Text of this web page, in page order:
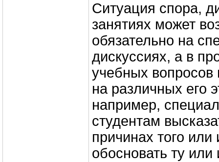
Ситуация спора,
занятиях может
обязательно на
дискуссиях, а в
учебных
на различных его
например,
студентам
причинах того или
обосновать ту